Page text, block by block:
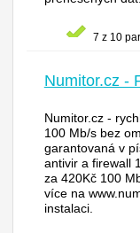
7 z 10
Numitor.cz -
Numitor.cz -
100 Mb/s bez
garantovaná v
antivir a firewall
za 420Kč 100
více na
instalaci.